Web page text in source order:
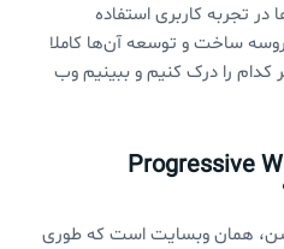
در تجربه کاربری استفاده
ساخت و توسعه آن‌ها کاملا
را درک کنیم و ببینیم وب
Progressive
همان وبسایت است که طوری